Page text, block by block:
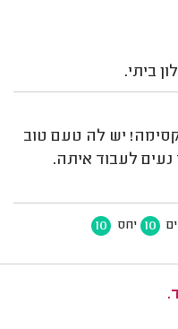
ביתי.
יש לה טעם טוב
נעים לעבוד איתה.
10 יחס 10